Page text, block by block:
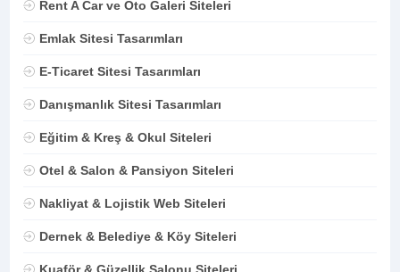
Rent A Car ve Oto Galeri Siteleri
Emlak Sitesi Tasarımları
E-Ticaret Sitesi Tasarımları
Danışmanlık Sitesi Tasarımları
Eğitim & Kreş & Okul Siteleri
Otel & Salon & Pansiyon Siteleri
Nakliyat & Lojistik Web Siteleri
Dernek & Belediye & Köy Siteleri
Kuaför & Güzellik Salonu Siteleri